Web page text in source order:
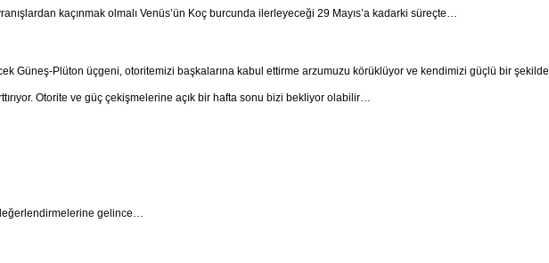
kaçınmak olmalı Venüs’ün Koç burcunda ilerleyeceği 29 Mayıs’a kadarki süreçte…
Güneş-Plüton üçgeni, otoritemizi başkalarına kabul ettirme arzumuzu körüklüyor ve kendimizi güçlü bir şekilde
Otorite ve güç çekişmelerine açık bir hafta sonu bizi bekliyor olabilir…
gelince…